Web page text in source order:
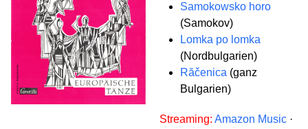
Samokowsko horo
(Samokov)
Lomka po lomka
(Nordbulgarien)
Răčenica (ganz
Bulgarien)
Streaming: Amazon Music ·